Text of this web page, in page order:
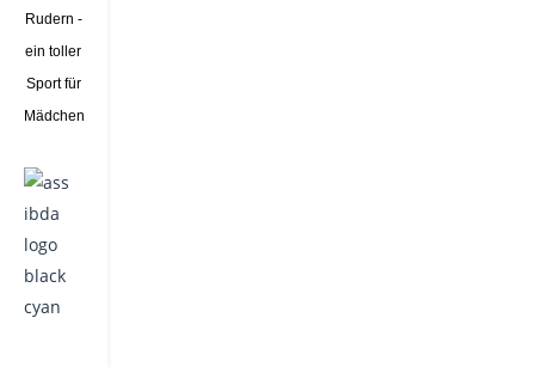
Rudern -
ein toller
Sport für
Mädchen